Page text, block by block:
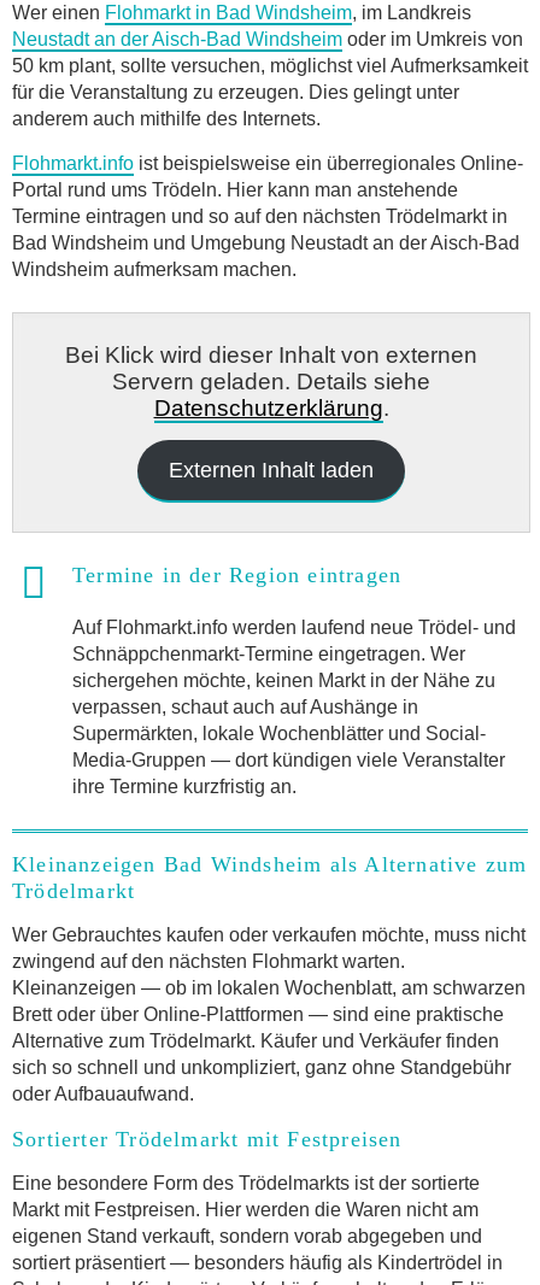
Wer einen Flohmarkt in Bad Windsheim, im Landkreis
Neustadt an der Aisch-Bad Windsheim oder im Umkreis von
50 km plant, sollte versuchen, möglichst viel Aufmerksamkeit
für die Veranstaltung zu erzeugen. Dies gelingt unter
anderem auch mithilfe des Internets.
Flohmarkt.info ist beispielsweise ein überregionales Online-
Portal rund ums Trödeln. Hier kann man anstehende
Termine eintragen und so auf den nächsten Trödelmarkt in
Bad Windsheim und Umgebung Neustadt an der Aisch-Bad
Windsheim aufmerksam machen.
Bei Klick wird dieser Inhalt von externen
Servern geladen. Details siehe
Datenschutzerklärung.
Externen Inhalt laden
Termine in der Region eintragen
Auf Flohmarkt.info werden laufend neue Trödel- und
Schnäppchenmarkt-Termine eingetragen. Wer
sichergehen möchte, keinen Markt in der Nähe zu
verpassen, schaut auch auf Aushänge in
Supermärkten, lokale Wochenblätter und Social-
Media-Gruppen — dort kündigen viele Veranstalter
ihre Termine kurzfristig an.
Kleinanzeigen Bad Windsheim als Alternative zum
Trödelmarkt
Wer Gebrauchtes kaufen oder verkaufen möchte, muss nicht
zwingend auf den nächsten Flohmarkt warten.
Kleinanzeigen — ob im lokalen Wochenblatt, am schwarzen
Brett oder über Online-Plattformen — sind eine praktische
Alternative zum Trödelmarkt. Käufer und Verkäufer finden
sich so schnell und unkompliziert, ganz ohne Standgebühr
oder Aufbauaufwand.
Sortierter Trödelmarkt mit Festpreisen
Eine besondere Form des Trödelmarkts ist der sortierte
Markt mit Festpreisen. Hier werden die Waren nicht am
eigenen Stand verkauft, sondern vorab abgegeben und
sortiert präsentiert — besonders häufig als Kindertrödel in